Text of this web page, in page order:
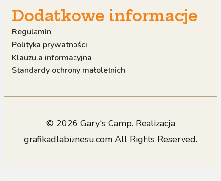
Dodatkowe informacje
Regulamin
Polityka prywatności
Klauzula informacyjna
Standardy ochrony małoletnich
© 2026 Gary's Camp. Realizacja
grafikadlabiznesu.com All Rights Reserved.